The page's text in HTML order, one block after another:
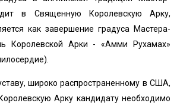
в Священную Королевскую Арку,
как завершение градуса Мастера-
Королевской Арки - «Амми Рухамах»
широко распространенному в США,
Арку кандидату необходимо